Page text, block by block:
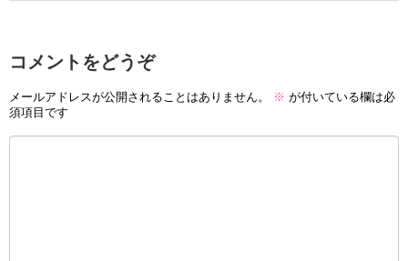
コメントをどうぞ
メールアドレスが公開されることはありません。 ※ が付いている欄は必
須項目です